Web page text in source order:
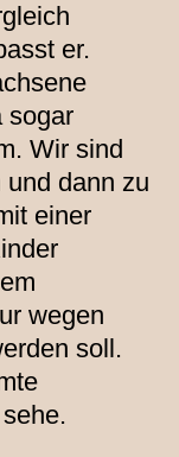
er.
sogar
Wir sind
dann zu
einer
wegen
soll.